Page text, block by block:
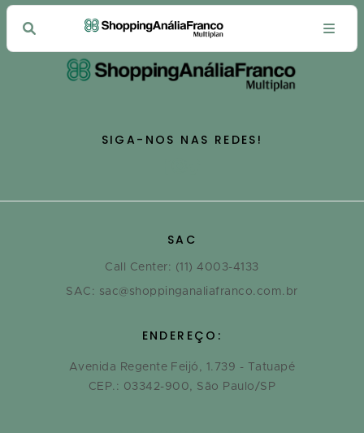
SIGA-NOS NAS REDES!
SAC
Call Center: (11) 4003-4133
SAC: sac@shoppinganaliafranco.com.br
ENDEREÇO:
Avenida Regente Feijó, 1.739 - Tatuapé
CEP.: 03342-900, São Paulo/SP